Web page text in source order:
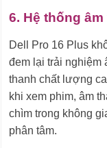
6. Hệ thống
Dell Pro 16 Plus
đem lại trải nghiệm
thanh chất lượng
khi xem phim, âm
chìm trong không
phân tâm.